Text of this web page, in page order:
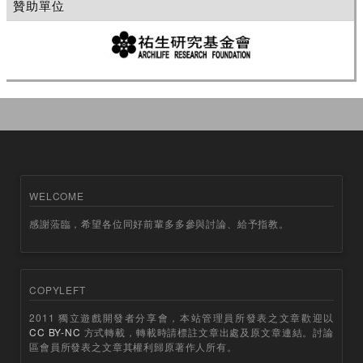
贊助單位
WELCOME
感謝蒞臨，希望各位同好前輩多多參與討論、給予指教。
COPYLEFT
2011 獨立遊戲開發者分享會，本站管理員所發表之文章歡迎以
CC BY-NC 方式轉載，轉載時請標註文章出處及原文章連結。討論
區會員所發表之文章其權利歸原著作人所有。